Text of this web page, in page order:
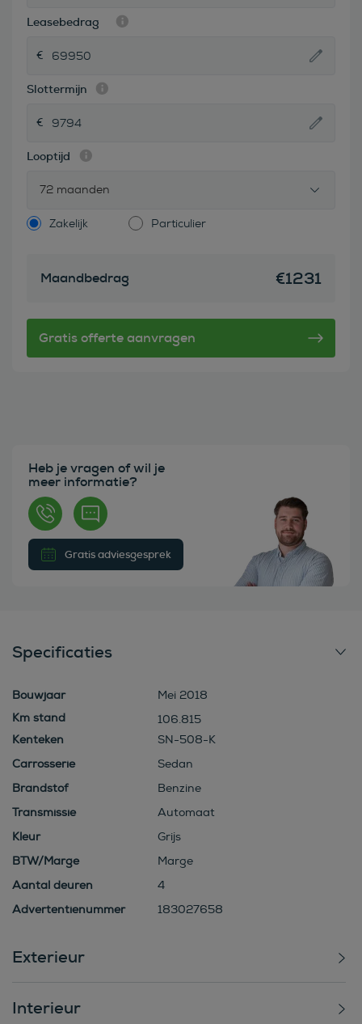
Leasebedrag
Slottermijn
Looptijd
72 maanden
Zakelijk Particulier
Maandbedrag €1231
Heb je vragen of wil je
meer informatie?
Gratis adviesgesprek
Specificaties
Bouwjaar
Mei 2018
106.815
Kenteken
SN-508-K
Carrosserie
Sedan
Brandstof
Benzine
Transmissie
Automaat
Kleur
Grijs
BTW/Marge
Marge
Aantal deuren
4
Advertentienummer
183027658
Exterieur
Interieur